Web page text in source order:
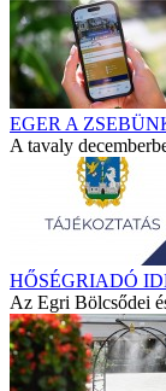
EGER A
A tavaly
HŐSÉGRIADÓ
Az Egri Bölcsődei